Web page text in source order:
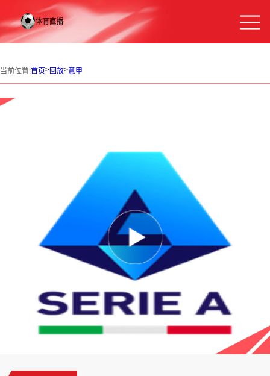
当前位置:首页>回放>意甲